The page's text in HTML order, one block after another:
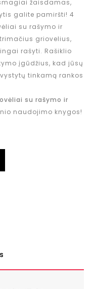
žaisdamas,
galite pamiršti! 4
su rašymo ir
griovelius,
rašyti. Rašiklio
įgūdžius, kad jūsų
tinkamą rankos
su rašymo ir
naudojimo knygos!